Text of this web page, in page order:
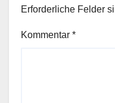
Erforderliche Felder
Kommentar *